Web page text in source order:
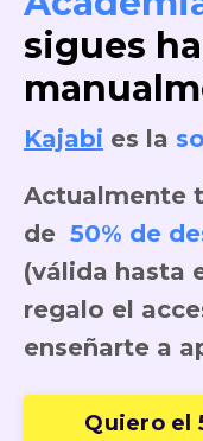
sigues
Kajabi es la
Actualmente
de 50% de
(válida hasta
regalo el
enseñarte a
Quiero el